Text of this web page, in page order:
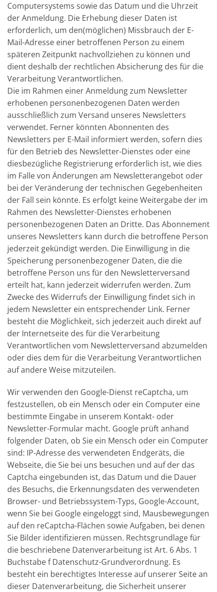
Computersystems sowie das Datum und die Uhrzeit
der Anmeldung. Die Erhebung dieser Daten ist
erforderlich, um den(möglichen) Missbrauch der E-
Mail-Adresse einer betroffenen Person zu einem
späteren Zeitpunkt nachvollziehen zu können und
dient deshalb der rechtlichen Absicherung des für die
Verarbeitung Verantwortlichen.
Die im Rahmen einer Anmeldung zum Newsletter
erhobenen personenbezogenen Daten werden
ausschließlich zum Versand unseres Newsletters
verwendet. Ferner könnten Abonnenten des
Newsletters per E-Mail informiert werden, sofern dies
für den Betrieb des Newsletter-Dienstes oder eine
diesbezügliche Registrierung erforderlich ist, wie dies
im Falle von Änderungen am Newsletterangebot oder
bei der Veränderung der technischen Gegebenheiten
der Fall sein könnte. Es erfolgt keine Weitergabe der im
Rahmen des Newsletter-Dienstes erhobenen
personenbezogenen Daten an Dritte. Das Abonnement
unseres Newsletters kann durch die betroffene Person
jederzeit gekündigt werden. Die Einwilligung in die
Speicherung personenbezogener Daten, die die
betroffene Person uns für den Newsletterversand
erteilt hat, kann jederzeit widerrufen werden. Zum
Zwecke des Widerrufs der Einwilligung findet sich in
jedem Newsletter ein entsprechender Link. Ferner
besteht die Möglichkeit, sich jederzeit auch direkt auf
der Internetseite des für die Verarbeitung
Verantwortlichen vom Newsletterversand abzumelden
oder dies dem für die Verarbeitung Verantwortlichen
auf andere Weise mitzuteilen.
Wir verwenden den Google-Dienst reCaptcha, um
festzustellen, ob ein Mensch oder ein Computer eine
bestimmte Eingabe in unserem Kontakt- oder
Newsletter-Formular macht. Google prüft anhand
folgender Daten, ob Sie ein Mensch oder ein Computer
sind: IP-Adresse des verwendeten Endgeräts, die
Webseite, die Sie bei uns besuchen und auf der das
Captcha eingebunden ist, das Datum und die Dauer
des Besuchs, die Erkennungsdaten des verwendeten
Browser- und Betriebssystem-Typs, Google-Account,
wenn Sie bei Google eingeloggt sind, Mausbewegungen
auf den reCaptcha-Flächen sowie Aufgaben, bei denen
Sie Bilder identifizieren müssen. Rechtsgrundlage für
die beschriebene Datenverarbeitung ist Art. 6 Abs. 1
Buchstabe f Datenschutz-Grundverordnung. Es
besteht ein berechtigtes Interesse auf unserer Seite an
dieser Datenverarbeitung, die Sicherheit unserer